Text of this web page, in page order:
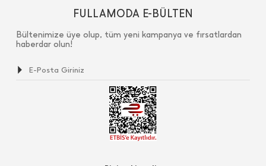
FULLAMODA E-BÜLTEN
Bültenimize üye olup, tüm yeni kampanya ve fırsatlardan
haberdar olun!